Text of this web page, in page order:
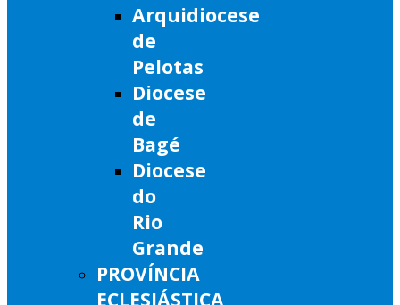
Arquidiocese
de
Pelotas
Diocese
de
Bagé
Diocese
do
Rio
Grande
PROVÍNCIA
ECLESIÁSTICA